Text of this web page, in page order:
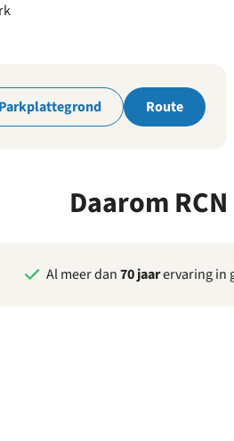
Parkplattegrond Route
Daarom RCN
Al meer dan70 jaarervaring in